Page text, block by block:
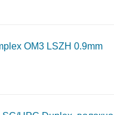
OM3 LSZH 0.9mm